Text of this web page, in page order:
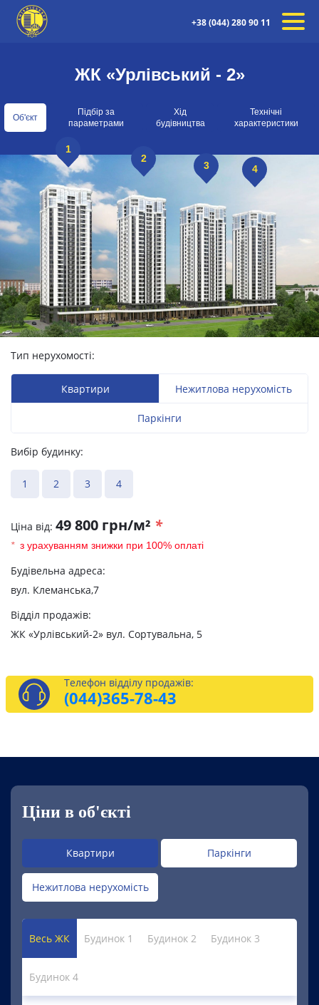
+38 (044) 280 90 11
ЖК «Урлівський - 2»
Об'єкт
Підбір за
параметрами
Хід
будівництва
Технічні
характеристики
1
2
3 4
Тип нерухомості:
Квартири Нежитлова нерухомість
Паркінги
Вибір будинку:
1 2 3 4
Ціна від: 49 800 грн/м² *
*з урахуванням знижки при 100% оплаті
Будівельна адреса:
вул. Клеманська,7
Відділ продажів:
ЖК «Урлівський-2» вул. Сортувальна, 5
Телефон відділу продажів:
(044)365-78-43
Ціни в об'єкті
Квартири Паркінги
Нежитлова нерухомість
Весь ЖК Будинок 1 Будинок 2 Будинок 3
Будинок 4